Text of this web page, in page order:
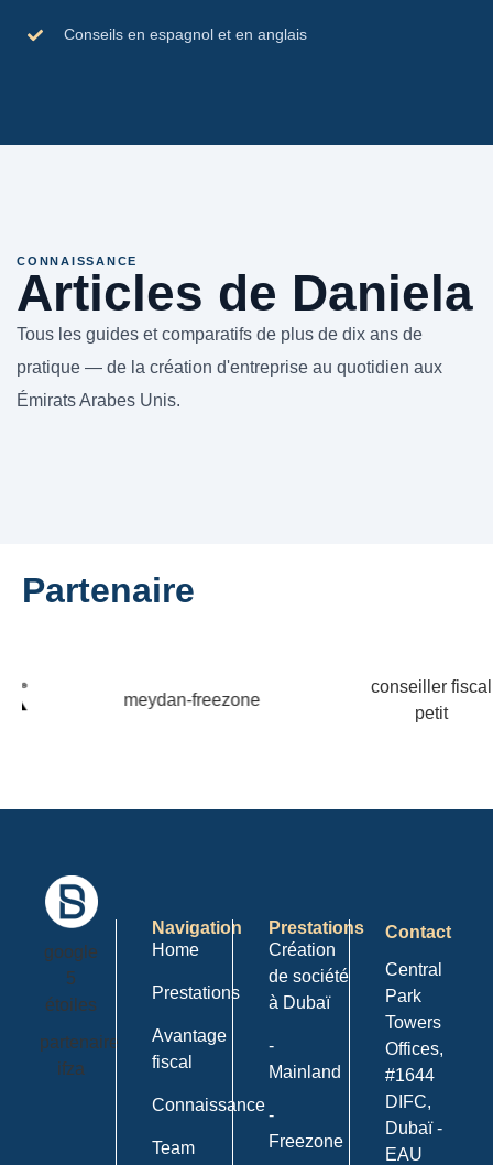
Conseils en espagnol et en anglais
CONNAISSANCE
Articles de Daniela
Tous les guides et comparatifs de plus de dix ans de
pratique — de la création d'entreprise au quotidien aux
Émirats Arabes Unis.
Partenaire
Navigation
Home
Prestations
Avantage
fiscal
Connaissance
Team
Prestations
Création
de société
à Dubaï
-
Mainland
-
Freezone
Contact
Central
Park
Towers
Offices,
#1644
DIFC,
Dubaï -
EAU